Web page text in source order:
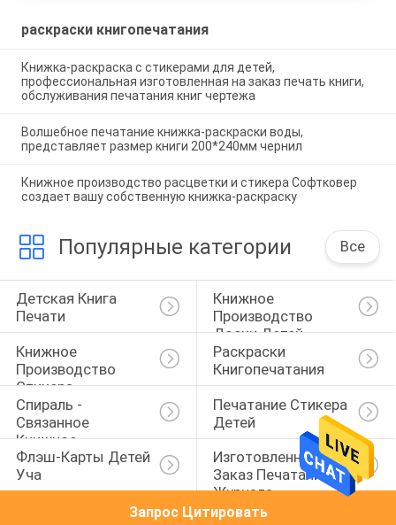
раскраски книгопечатания
Книжка-раскраска с стикерами для детей,
профессиональная изготовленная на заказ печать книги,
обслуживания печатания книг чертежа
Волшебное печатание книжка-раскраски воды,
представляет размер книги 200*240мм чернил
Книжное производство расцветки и стикера Софтковер
создает вашу собственную книжка-раскраску
Популярные категории Все
Детская Книга
Печати
Книжное
Производство
Доски Детей
Книжное
Производство
Стикера
Раскраски
Книгопечатания
Спираль -
Связанное
Книжное
Производство
Печатание Стикера
Детей
Флэш-Карты Детей
Уча
Изготовленное На
Заказ Печатание
Журнала
Запрос Цитировать